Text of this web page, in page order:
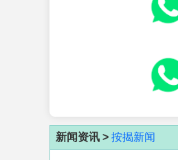
新闻资讯 > 按揭新闻